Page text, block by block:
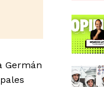
Germán